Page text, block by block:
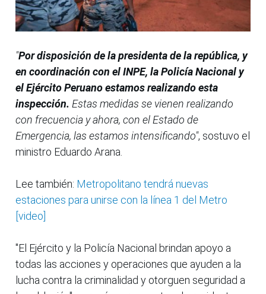
"Por disposición de la presidenta de la república, y
en coordinación con el INPE, la Policía Nacional y
el Ejército Peruano estamos realizando esta
inspección. Estas medidas se vienen realizando
con frecuencia y ahora, con el Estado de
Emergencia, las estamos intensificando", sostuvo el
ministro Eduardo Arana.
Lee también: Metropolitano tendrá nuevas
estaciones para unirse con la línea 1 del Metro
[video]
"El Ejército y la Policía Nacional brindan apoyo a
todas las acciones y operaciones que ayuden a la
lucha contra la criminalidad y otorguen seguridad a